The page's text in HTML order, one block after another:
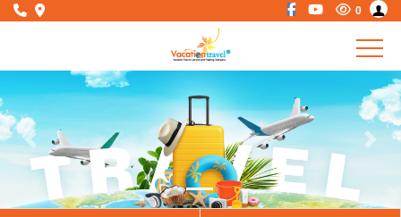
0
Previous Next